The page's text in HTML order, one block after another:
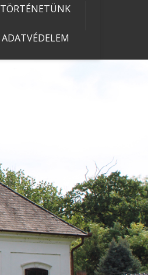
TÖRTÉNETÜNK
ADATVÉDELEM